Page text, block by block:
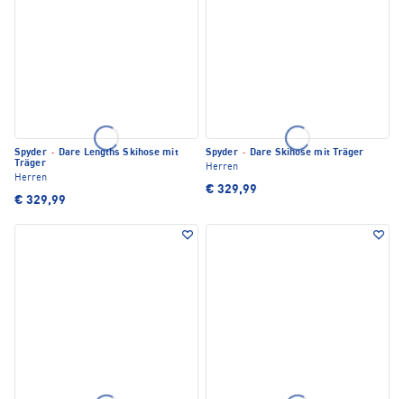
Spyder · Dare Lengths Skihose mit
Träger
Herren
€ 329,99
Spyder · Dare Skihose mit Träger
Herren
€ 329,99